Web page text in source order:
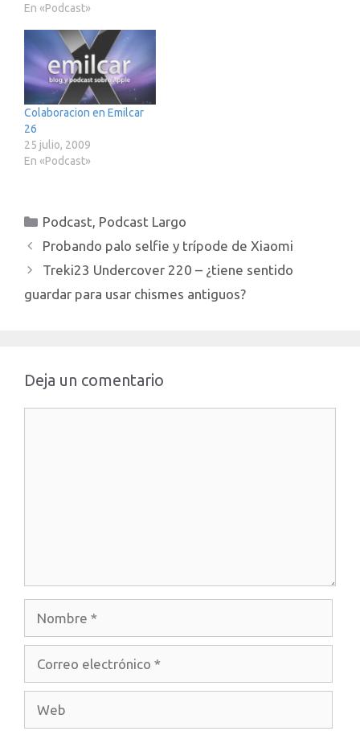
En «Podcast»
Colaboracion en Emilcar
26
25 julio, 2009
En «Podcast»
Categorías
Podcast, Podcast Largo
Probando palo selfie y trípode de Xiaomi
Treki23 Undercover 220 – ¿tiene sentido
guardar para usar chismes antiguos?
Deja un comentario